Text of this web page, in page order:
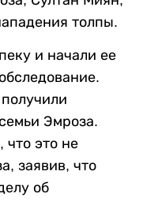
толпы.
и начали ее
Эмроза.
это не
заявив, что
об